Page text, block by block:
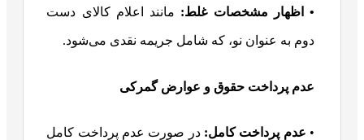
• اظهار مشخصات غلط: مانند اعلام کالای دست
دوم به عنوان نو، که شامل جریمه نقدی می‌شود.
عدم پرداخت حقوق و عوارض گمرکی
• عدم پرداخت کامل: در صورت عدم پرداخت کامل